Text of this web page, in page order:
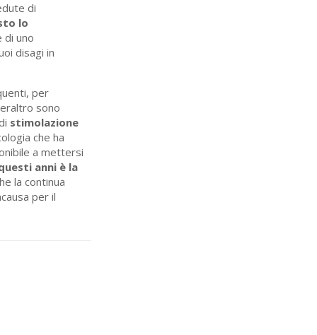
di
lo
di uno
disagi in
per
sono
stimolazione
che ha
a mettersi
anni è la
la continua
per il